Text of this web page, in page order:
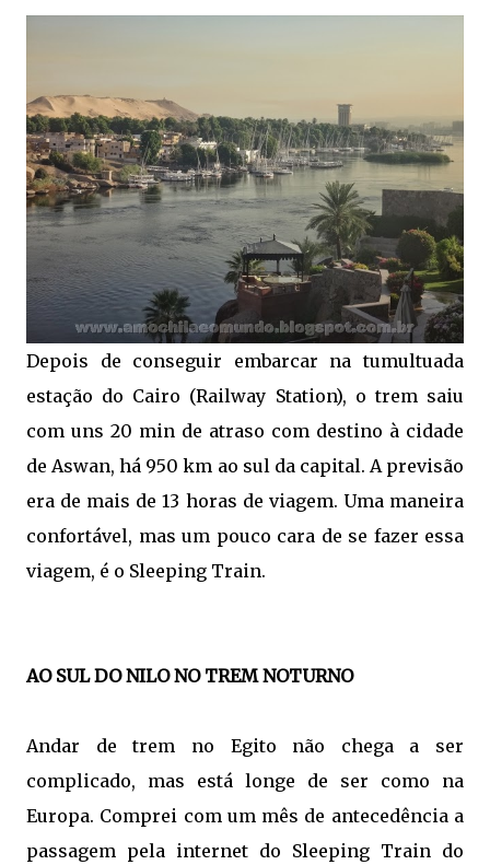
Depois de conseguir embarcar na tumultuada
estação do Cairo (Railway Station), o trem saiu
com uns 20 min de atraso com destino à cidade
de Aswan, há 950 km ao sul da capital. A previsão
era de mais de 13 horas de viagem. Uma maneira
confortável, mas um pouco cara de se fazer essa
viagem, é o Sleeping Train.
AO SUL DO NILO NO TREM NOTURNO
Andar de trem no Egito não chega a ser
complicado, mas está longe de ser como na
Europa. Comprei com um mês de antecedência a
passagem pela internet do Sleeping Train do